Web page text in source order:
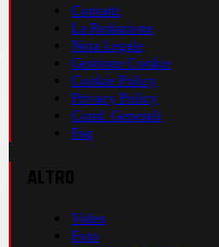
Contatti
La Redazione
Nota Legale
Gestione Cookie
Cookie Policy
Privacy Policy
Cond. Generali
Faq
Video
Foto